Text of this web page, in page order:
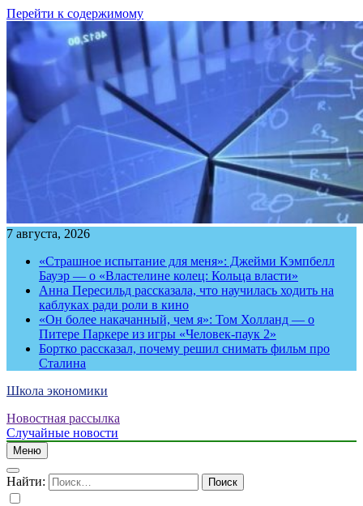
Перейти к содержимому
7 августа, 2026
«Страшное испытание для меня»: Джейми Кэмпбелл
Бауэр — о «Властелине колец: Кольца власти»
Анна Пересильд рассказала, что научилась ходить на
каблуках ради роли в кино
«Он более накачанный, чем я»: Том Холланд — о
Питере Паркере из игры «Человек-паук 2»
Бортко рассказал, почему решил снимать фильм про
Сталина
Школа экономики
Новостная рассылка
Случайные новости
Меню
Найти: